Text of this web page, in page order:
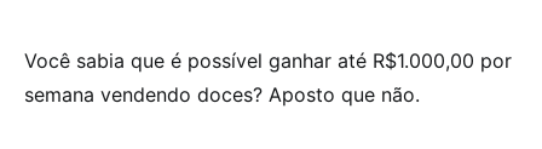
Você sabia que é possível ganhar até R$1.000,00 por
semana vendendo doces? Aposto que não.